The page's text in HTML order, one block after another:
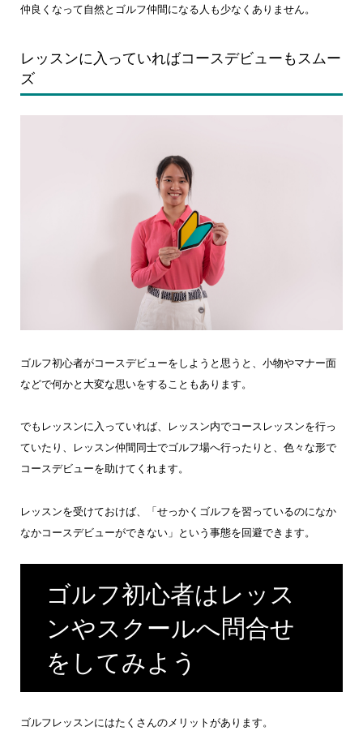
仲良くなって自然とゴルフ仲間になる人も少なくありません。
レッスンに入っていればコースデビューもスムー
ズ
ゴルフ初心者がコースデビューをしようと思うと、小物やマナー面
などで何かと大変な思いをすることもあります。
でもレッスンに入っていれば、レッスン内でコースレッスンを行っ
ていたり、レッスン仲間同士でゴルフ場へ行ったりと、色々な形で
コースデビューを助けてくれます。
レッスンを受けておけば、「せっかくゴルフを習っているのになか
なかコースデビューができない」という事態を回避できます。
ゴルフ初心者はレッス
ンやスクールへ問合せ
をしてみよう
ゴルフレッスンにはたくさんのメリットがあります。